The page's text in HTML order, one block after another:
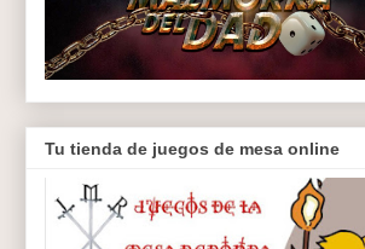
Tu tienda de juegos de mesa online